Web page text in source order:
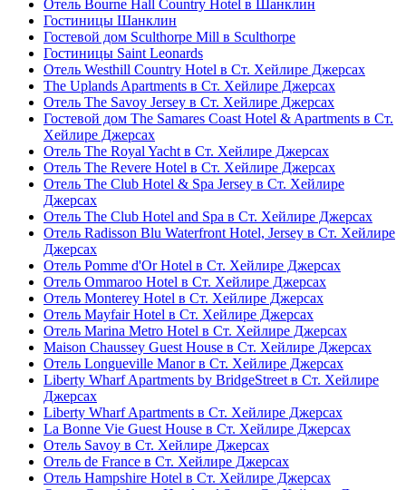
Отель Bourne Hall Country Hotel в Шанклин
Гостиницы Шанклин
Гостевой дом Sculthorpe Mill в Sculthorpe
Гостиницы Saint Leonards
Отель Westhill Country Hotel в Ст. Хейлире Джерсах
The Uplands Apartments в Ст. Хейлире Джерсах
Отель The Savoy Jersey в Ст. Хейлире Джерсах
Гостевой дом The Samares Coast Hotel & Apartments в Ст.
Хейлире Джерсах
Отель The Royal Yacht в Ст. Хейлире Джерсах
Отель The Revere Hotel в Ст. Хейлире Джерсах
Отель The Club Hotel & Spa Jersey в Ст. Хейлире
Джерсах
Отель The Club Hotel and Spa в Ст. Хейлире Джерсах
Отель Radisson Blu Waterfront Hotel, Jersey в Ст. Хейлире
Джерсах
Отель Pomme d'Or Hotel в Ст. Хейлире Джерсах
Отель Ommaroo Hotel в Ст. Хейлире Джерсах
Отель Monterey Hotel в Ст. Хейлире Джерсах
Отель Mayfair Hotel в Ст. Хейлире Джерсах
Отель Marina Metro Hotel в Ст. Хейлире Джерсах
Maison Chaussey Guest House в Ст. Хейлире Джерсах
Отель Longueville Manor в Ст. Хейлире Джерсах
Liberty Wharf Apartments by BridgeStreet в Ст. Хейлире
Джерсах
Liberty Wharf Apartments в Ст. Хейлире Джерсах
La Bonne Vie Guest House в Ст. Хейлире Джерсах
Отель Savoy в Ст. Хейлире Джерсах
Отель de France в Ст. Хейлире Джерсах
Отель Hampshire Hotel в Ст. Хейлире Джерсах